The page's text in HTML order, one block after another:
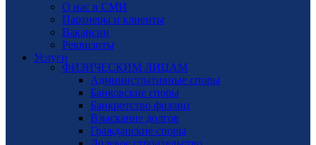
О нас в СМИ
Партнеры и клиенты
Вакансии
Реквизиты
Услуги
ФИЗИЧЕСКИМ ЛИЦАМ
Административные споры
Банковские споры
Банкротство физлиц
Взыскание долгов
Гражданские споры